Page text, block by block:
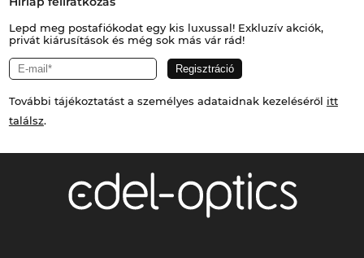
Lepd meg postafiókodat egy kis luxussal! Exkluzív akciók,
privát kiárusítások és még sok más vár rád!
További tájékoztatást a személyes adataidnak kezeléséről itt
találsz.